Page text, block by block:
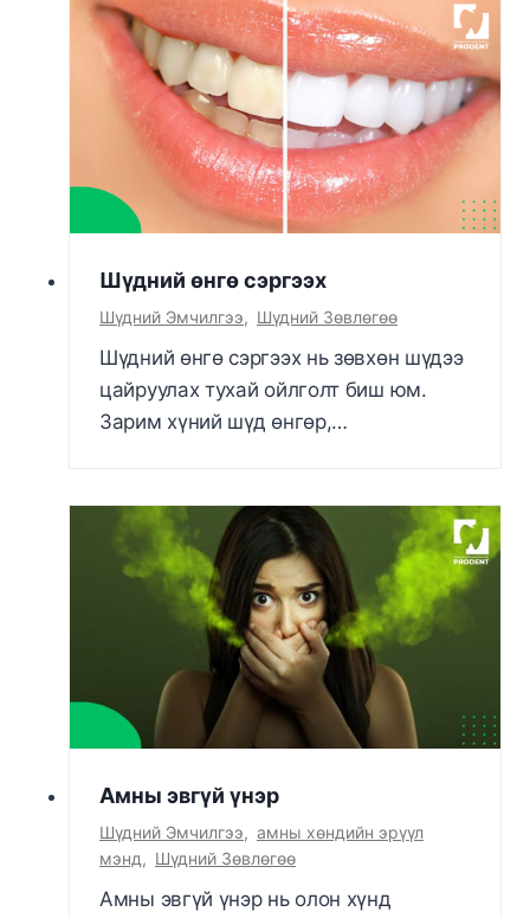
Шүдний өнгө сэргээх
Шүдний Эмчилгээ, Шүдний Зөвлөгөө
Шүдний өнгө сэргээх нь зөвхөн шүдээ
цайруулах тухай ойлголт биш юм.
Зарим хүний шүд өнгөр,…
Амны эвгүй үнэр
Шүдний Эмчилгээ, амны хөндийн эрүүл
мэнд, Шүдний Зөвлөгөө
Амны эвгүй үнэр нь олон хүнд